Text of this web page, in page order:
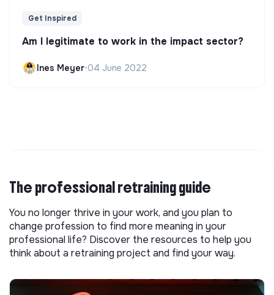
Get Inspired
Am I legitimate to work in the impact sector?
Ines Meyer•04 June 2022
The professional retraining guide
You no longer thrive in your work, and you plan to
change profession to find more meaning in your
professional life? Discover the resources to help you
think about a retraining project and find your way.